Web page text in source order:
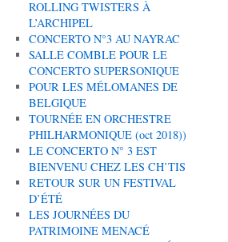
ROLLING TWISTERS À
L’ARCHIPEL
CONCERTO N°3 AU NAYRAC
SALLE COMBLE POUR LE
CONCERTO SUPERSONIQUE
POUR LES MÉLOMANES DE
BELGIQUE
TOURNÉE EN ORCHESTRE
PHILHARMONIQUE (oct 2018))
LE CONCERTO N° 3 EST
BIENVENU CHEZ LES CH’TIS
RETOUR SUR UN FESTIVAL
D’ÉTÉ
LES JOURNÉES DU
PATRIMOINE MENACÉ